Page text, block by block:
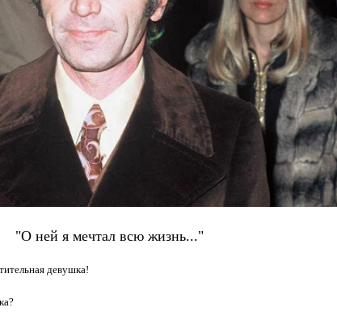
"О ней я мечтал всю жизнь..."
девушка!